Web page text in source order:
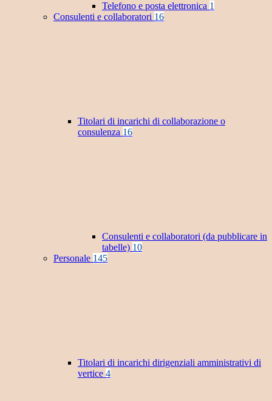
Telefono e posta elettronica 1
Consulenti e collaboratori 16
Titolari di incarichi di collaborazione o
consulenza 16
Consulenti e collaboratori (da pubblicare in
tabelle) 10
Personale 145
Titolari di incarichi dirigenziali amministrativi di
vertice 4